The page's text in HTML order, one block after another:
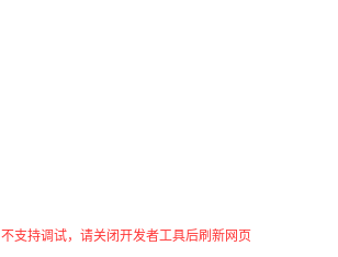
不支持调试，请关闭开发者工具后刷新网页